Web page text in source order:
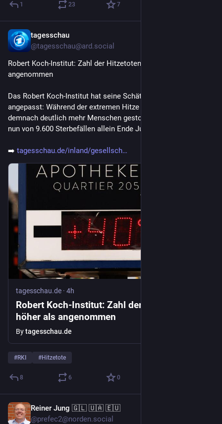
1 23 7
tagesschau
@tagesschau@ard.social
Robert Koch-Institut: Zahl der Hitzetoten höher als
angenommen
Das Robert Koch-Institut hat seine Schätzungen zu Hitzetoten
angepasst: Während der extremen Hitze Ende Juni sind
demnach deutlich mehr Menschen gestorben. Das RKI spricht
nun von 9.600 Sterbefällen allein Ende Juni.
➡️ tagesschau.de/inland/gesellsch
tagesschau.de · 4h
Robert Koch-Institut: Zahl der Hitzetoten
höher als angenommen
Bytagesschau.de
#RKI #Hitzetote
8 6 0
Reiner Jung 🇬🇱 🇺🇦 🇪🇺
@prefec2@norden.social